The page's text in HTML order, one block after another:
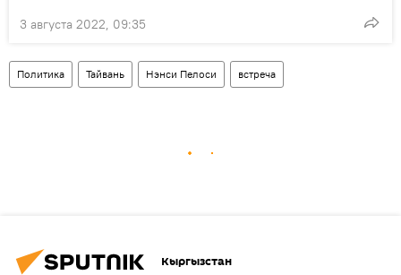
3 августа 2022, 09:35
Политика Тайвань Нэнси Пелоси встреча
Кыргызстан